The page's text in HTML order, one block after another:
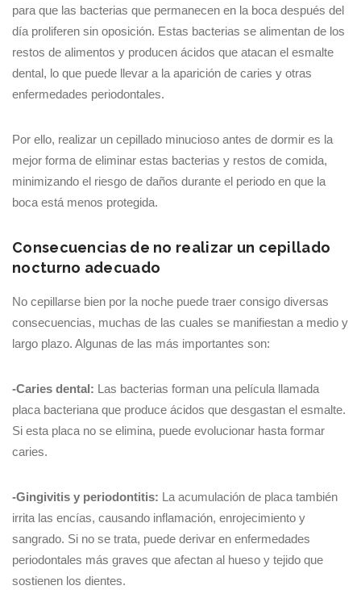
para que las bacterias que permanecen en la boca después del
día proliferen sin oposición. Estas bacterias se alimentan de los
restos de alimentos y producen ácidos que atacan el esmalte
dental, lo que puede llevar a la aparición de caries y otras
enfermedades periodontales.
Por ello, realizar un cepillado minucioso antes de dormir es la
mejor forma de eliminar estas bacterias y restos de comida,
minimizando el riesgo de daños durante el periodo en que la
boca está menos protegida.
Consecuencias de no realizar un cepillado
nocturno adecuado
No cepillarse bien por la noche puede traer consigo diversas
consecuencias, muchas de las cuales se manifiestan a medio y
largo plazo. Algunas de las más importantes son:
-Caries dental: Las bacterias forman una película llamada
placa bacteriana que produce ácidos que desgastan el esmalte.
Si esta placa no se elimina, puede evolucionar hasta formar
caries.
-Gingivitis y periodontitis: La acumulación de placa también
irrita las encías, causando inflamación, enrojecimiento y
sangrado. Si no se trata, puede derivar en enfermedades
periodontales más graves que afectan al hueso y tejido que
sostienen los dientes.